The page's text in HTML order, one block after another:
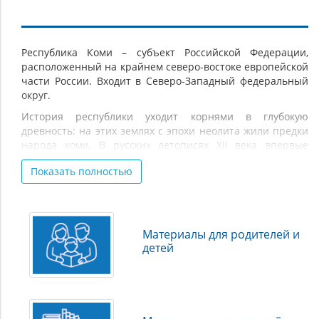
Республика
Коми
Республика Коми – субъект Российской Федерации,
расположенный на крайнем северо-востоке европейской
части России. Входит в Северо-Западный федеральный
округ.
История республики уходит корнями в глубокую
древность: на этих землях с эпохи неолита жили предки
народа коми. В русских летописях XII века впервые
упоминаются территории, на которых проживал этот
многочисленный народ, – Пермь и Печора. Тогда сюда
приходили новгородские купцы за пушниной. В XV веке
XVI–XVII веках освоение края ускорилось: появились
первые русские поселения, развивалась торговля и
солеварение. Ключевую роль играли монастыри,
которые становились культурными и хозяйственными
центрами. XVIII век принёс промышленное развитие: в
первый в России нефтяной промысел на реке Ухте. В XIX
веке исследовались угольные месторождения,
Показать полностью
Материалы для родителей и
детей